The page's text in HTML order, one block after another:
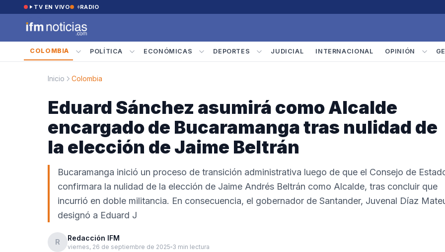
Saltar al contenido
TV EN VIVO RADIO
COLOMBIA POLÍTICA ECONÓMICAS DEPORTES JUDICIAL INTERNACIONAL OPINIÓN
Inicio Colombia
Eduard Sánchez asumirá como Alcalde
encargado de Bucaramanga tras nulidad de
la elección de Jaime Beltrán
Bucaramanga inició un proceso de transición administrativa luego de que el Consejo de
confirmara la nulidad de la elección de Jaime Andrés Beltrán como Alcalde, tras concluir que
incurrió en doble militancia. En consecuencia, el gobernador de Santander, Juvenal Díaz
designó a Eduard J
R Redacción IFM
viernes, 26 de septiembre de 2025 3 min lectura